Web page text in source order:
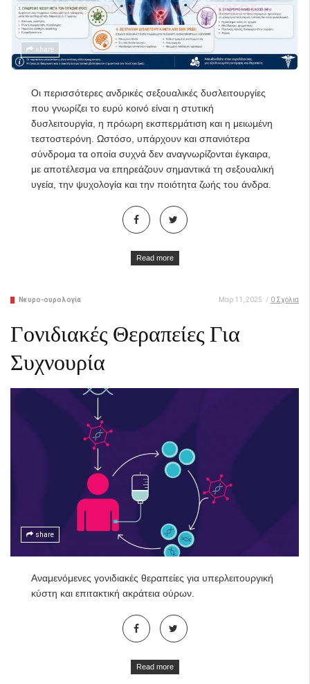
share
Οι περισσότερες ανδρικές σεξουαλικές δυσλειτουργίες
που γνωρίζει το ευρύ κοινό είναι η στυτική
δυσλειτουργία, η πρόωρη εκσπερμάτιση και η μειωμένη
τεστοστερόνη. Ωστόσο, υπάρχουν και σπανιότερα
σύνδρομα τα οποία συχνά δεν αναγνωρίζονται έγκαιρα,
με αποτέλεσμα να επηρεάζουν σημαντικά τη σεξουαλική
υγεία, την ψυχολογία και την ποιότητα ζωής του άνδρα.
Read more
Νευρο-ουρολογία Μαρ 11, 2025 / 0 Σχόλια
Γονιδιακές Θεραπείες Για
Συχνουρία
share
Αναμενόμενες γονιδιακές θεραπείες για υπερλειτουργική
κύστη και επιτακτική ακράτεια ούρων.
Read more